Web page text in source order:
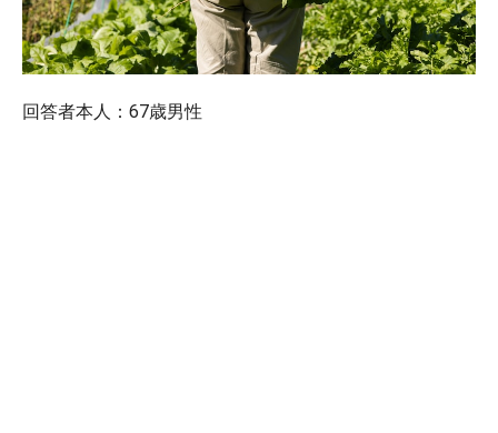
回答者本人：67歳男性